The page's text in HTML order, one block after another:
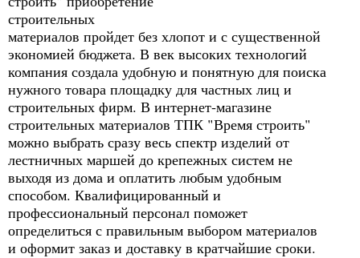
строительных
материалов пройдет без хлопот и с существенной
экономией бюджета. В век высоких технологий
компания создала удобную и понятную для поиска
нужного товара площадку для частных лиц и
строительных фирм. В интернет-магазине
строительных материалов ТПК "Время строить"
можно выбрать сразу весь спектр изделий от
лестничных маршей до крепежных систем не
выходя из дома и оплатить любым удобным
способом. Квалифицированный и
профессиональный персонал поможет
определиться с правильным выбором материалов
и оформит заказ и доставку в кратчайшие сроки.